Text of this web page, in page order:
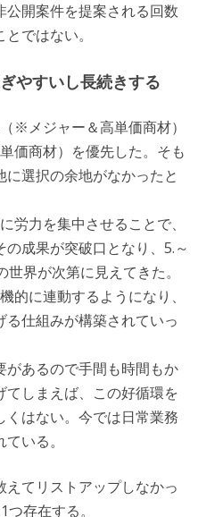
開案件を提案される回数
ではない。
やすいし長続きする
※メジャー＆高単価商材）
価商材）を優先した。そも
選択の余地がなかったと
労力を集中させることで、
成果が突破口となり、5.～
界が次第に見えてきた。
的に連動するようになり、
仕組みが構築されていっ
あるので手間も時間もか
しまえば、この好循環を
はない。今では日常業務
いる。
てリストアップしなかっ
存在する。